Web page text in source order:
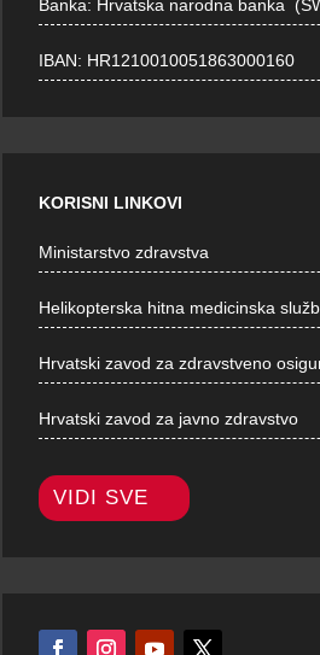
Banka: Hrvatska narodna banka
IBAN: HR1210010051863000160
KORISNI LINKOVI
Ministarstvo zdravstva
Helikopterska hitna medicinska
Hrvatski zavod za zdravstveno
Hrvatski zavod za javno zdravstvo
VIDI SVE